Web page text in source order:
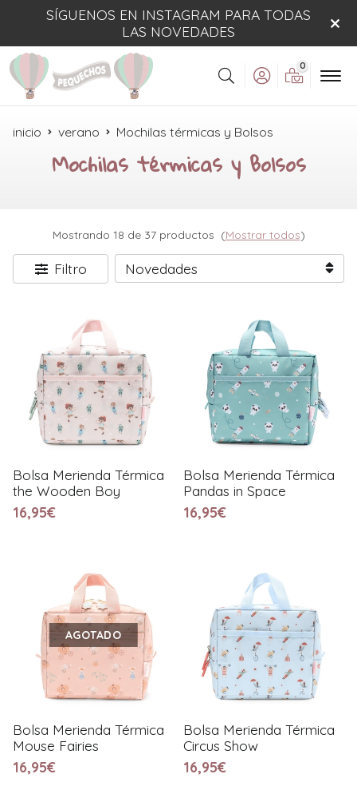
SÍGUENOS EN INSTAGRAM PARA TODAS
LAS NOVEDADES
Buscar
0
inicio verano Mochilas térmicas y Bolsos
Mochilas térmicas y Bolsos
Mostrando 18 de 37 productos (Mostrar todos)
Filtro
Bolsa Merienda Térmica
the Wooden Boy
16,95€
Bolsa Merienda Térmica
Pandas in Space
16,95€
AGOTADO
Bolsa Merienda Térmica
Mouse Fairies
16,95€
Bolsa Merienda Térmica
Circus Show
16,95€